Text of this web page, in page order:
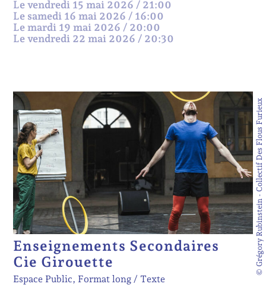
Le vendredi 15 mai 2026 / 21:00
Le samedi 16 mai 2026 / 16:00
Le mardi 19 mai 2026 / 20:00
Le vendredi 22 mai 2026 / 20:30
© Grégory Rubinstein - Collectif Des Flous Furieux
Enseignements Secondaires
Cie Girouette
Espace Public, Format long Texte